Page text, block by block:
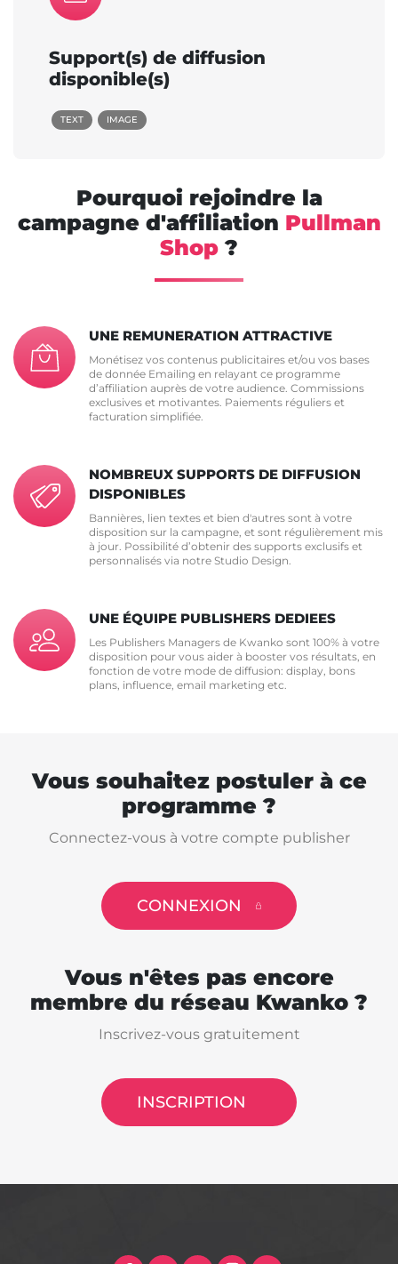
Support(s) de diffusion
disponible(s)
TEXT IMAGE
Pourquoi rejoindre la
campagne d'affiliation Pullman
Shop ?
UNE REMUNERATION ATTRACTIVE
Monétisez vos contenus publicitaires et/ou vos bases
de donnée Emailing en relayant ce programme
d’affiliation auprès de votre audience. Commissions
exclusives et motivantes. Paiements réguliers et
facturation simplifiée.
NOMBREUX SUPPORTS DE DIFFUSION
DISPONIBLES
Bannières, lien textes et bien d'autres sont à votre
disposition sur la campagne, et sont régulièrement mis
à jour. Possibilité d’obtenir des supports exclusifs et
personnalisés via notre Studio Design.
UNE ÉQUIPE PUBLISHERS DEDIEES
Les Publishers Managers de Kwanko sont 100% à votre
disposition pour vous aider à booster vos résultats, en
fonction de votre mode de diffusion: display, bons
plans, influence, email marketing etc.
Vous souhaitez postuler à ce
programme ?
Connectez-vous à votre compte publisher
CONNEXION
Vous n'êtes pas encore
membre du réseau Kwanko ?
Inscrivez-vous gratuitement
INSCRIPTION